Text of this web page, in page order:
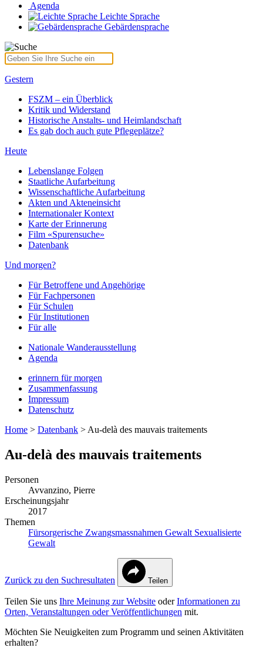
Agenda
Leichte Sprache
Gebärdensprache
Gestern
FSZM – ein Überblick
Kritik und Widerstand
Historische Anstalts- und Heimlandschaft
Es gab doch auch gute Pflegeplätze?
Heute
Lebenslange Folgen
Staatliche Aufarbeitung
Wissenschaftliche Aufarbeitung
Akten und Akteneinsicht
Internationaler Kontext
Karte der Erinnerung
Film «Spurensuche»
Datenbank
Und morgen?
Für Betroffene und Angehörige
Für Fachpersonen
Für Schulen
Für Institutionen
Für alle
Nationale Wanderausstellung
Agenda
erinnern für morgen
Zusammenfassung
Impressum
Datenschutz
Home > Datenbank > Au-delà des mauvais traitements
Au-delà des mauvais traitements
Personen
Avvanzino, Pierre
Erscheinungsjahr
2017
Themen
Fürsorgerische Zwangsmassnahmen Gewalt Sexualisierte
Gewalt
Zurück zu den Suchresultaten Teilen
Teilen Sie uns Ihre Meinung zur Website oderInformationen zu
Orten, Veranstaltungen oder Veröffentlichungen mit.
Möchten Sie Neuigkeiten zum Programm und seinen Aktivitäten
erhalten?